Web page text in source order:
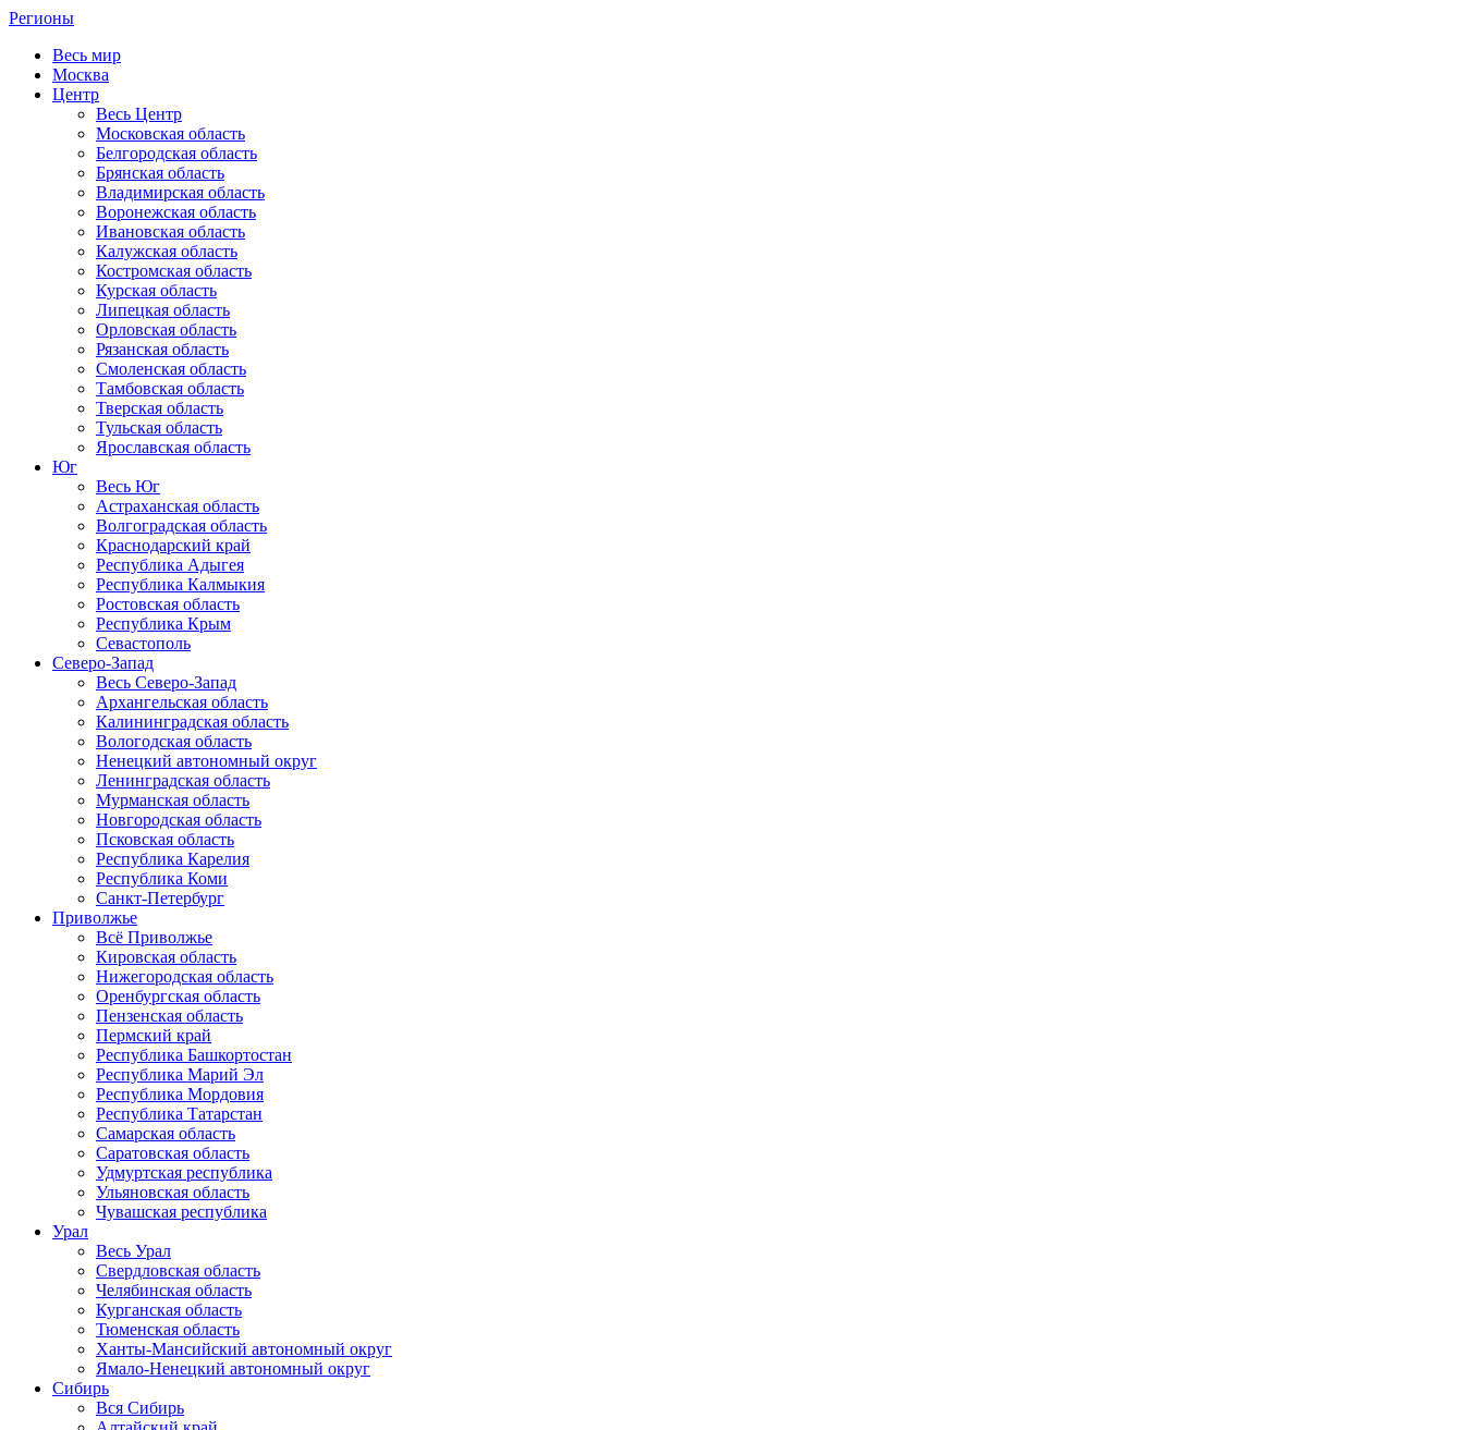
Регионы
Весь мир
Москва
Центр
Весь Центр
Московская область
Белгородская область
Брянская область
Владимирская область
Воронежская область
Ивановская область
Калужская область
Костромская область
Курская область
Липецкая область
Орловская область
Рязанская область
Смоленская область
Тамбовская область
Тверская область
Тульская область
Ярославская область
Юг
Весь Юг
Астраханская область
Волгоградская область
Краснодарский край
Республика Адыгея
Республика Калмыкия
Ростовская область
Республика Крым
Севастополь
Северо-Запад
Весь Северо-Запад
Архангельская область
Калининградская область
Вологодская область
Ненецкий автономный округ
Ленинградская область
Мурманская область
Новгородская область
Псковская область
Республика Карелия
Республика Коми
Санкт-Петербург
Приволжье
Всё Приволжье
Кировская область
Нижегородская область
Оренбургская область
Пензенская область
Пермский край
Республика Башкортостан
Республика Марий Эл
Республика Мордовия
Республика Татарстан
Самарская область
Саратовская область
Удмуртская республика
Ульяновская область
Чувашская республика
Урал
Весь Урал
Свердловская область
Челябинская область
Курганская область
Тюменская область
Ханты-Мансийский автономный округ
Ямало-Ненецкий автономный округ
Сибирь
Вся Сибирь